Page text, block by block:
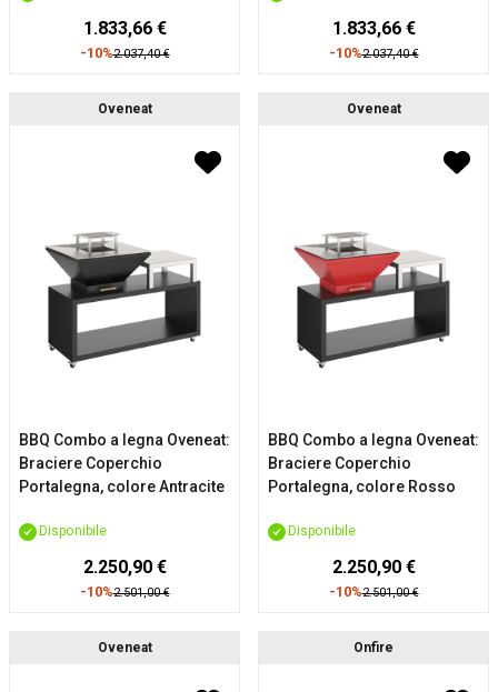
1.833,66 €
2.037,40 €
-10%
1.833,66 €
2.037,40 €
-10%
Oveneat
BBQ Combo a legna Oveneat:
Braciere Coperchio
Portalegna, colore Antracite
Disponibile
2.250,90 €
2.501,00 €
-10%
Oveneat
BBQ Combo a legna Oveneat:
Braciere Coperchio
Portalegna, colore Rosso
Disponibile
2.250,90 €
2.501,00 €
-10%
Oveneat Onfire